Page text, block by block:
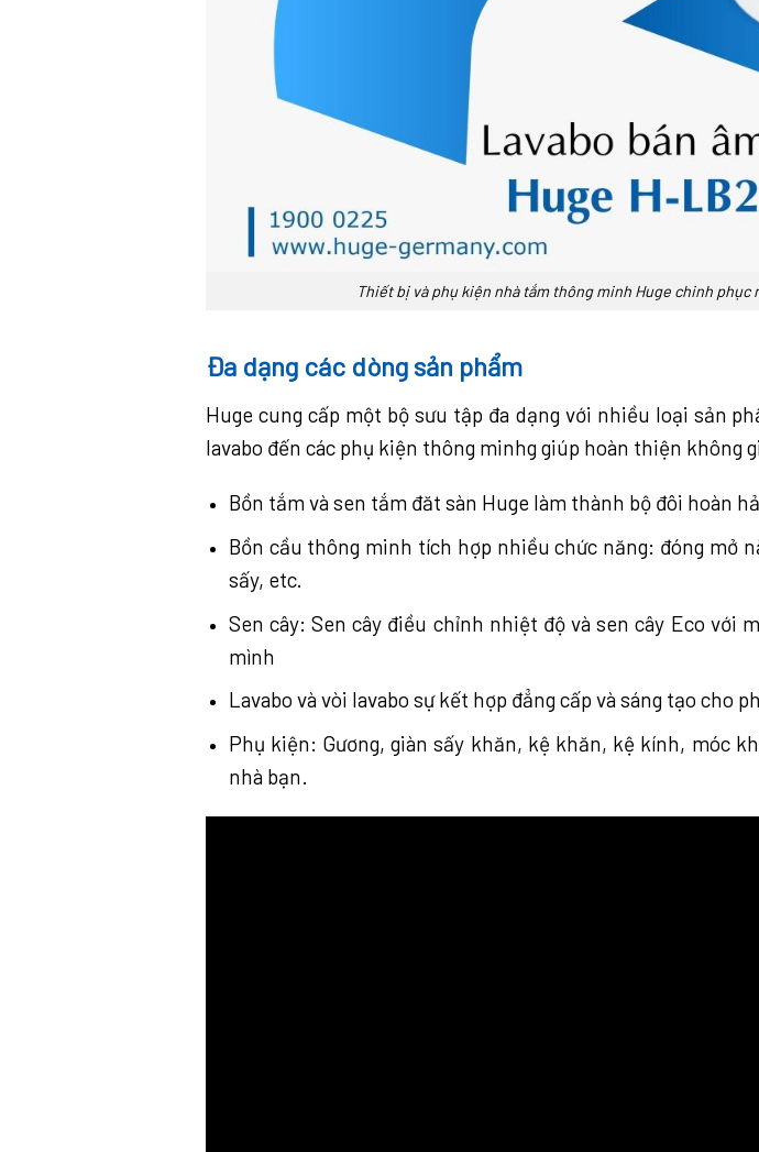
Thiết bị và phụ kiện nhà tắm thông minh Huge chinh phục
Đa dạng các dòng sản phẩm
Huge cung cấp một bộ sưu tập đa dạng với nhiều loại sản
lavabo đến các phụ kiện thông minhg giúp hoàn thiện không
Bồn tắm và sen tắm đăt sàn Huge làm thành bộ đôi hoàn
Bồn cầu thông minh tích hợp nhiều chức năng: đóng mở
sấy, etc.
Sen cây: Sen cây điều chỉnh nhiệt độ và sen cây Eco với
mình
Lavabo và vòi lavabo sự kết hợp đẳng cấp và sáng tạo cho
Phụ kiện: Gương, giàn sấy khăn, kệ khăn, kệ kính, móc
nhà bạn.